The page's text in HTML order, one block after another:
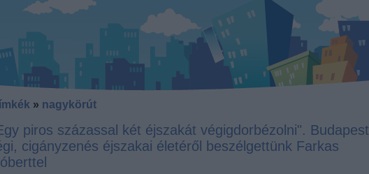
» nagykörút
piros százassal két éjszakát végigdorbézolni". Budapest
cigányzenés éjszakai életéről beszélgettünk Farkas